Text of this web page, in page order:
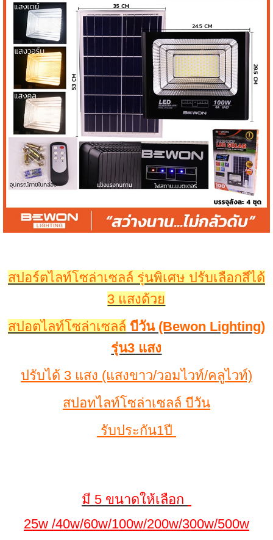
สปอร์ตไลท์โซล่าเซลล์ รุ่นพิเศษ ปรับเลือกสีได้
3 แสงด้วย
สปอตไลท์โซล่าเซลล์ บีวัน (Bewon Lighting)
รุ่น3 แสง
ปรับได้ 3 แสง (แสงขาว/วอมไวท์/คลูไวท์)
สปอทไลท์โซล่าเซลล์ บีวัน
รับประกัน1ปี
มี 5 ขนาดให้เลือก
25w /40w/60w/100w/200w/300w/500w